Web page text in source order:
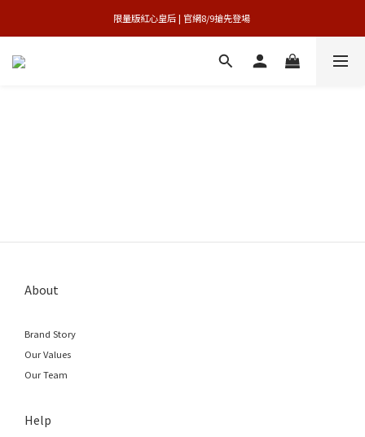
買1送1特賣會 | 台中大遠百店 / 南紡店
限量版紅心皇后 | 官網8/9搶先登場
買1送1特賣會 | 台中大遠百店 / 南紡店
About
Brand Story
Our Values
Our Team
Help